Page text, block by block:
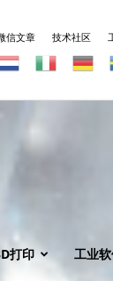
信文章 技术社区
打印 工业